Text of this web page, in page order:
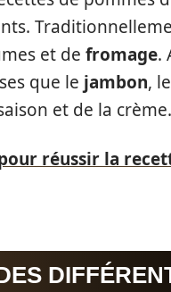
et de fromage.
que le jambon,
et de la crème.
réussir la